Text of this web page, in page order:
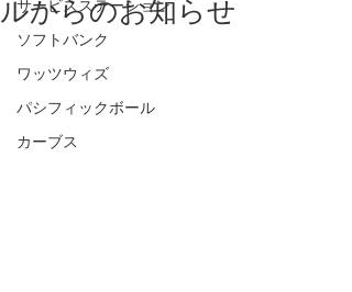
サービスステーション
ソフトバンク
ワッツウィズ
パシフィックボール
カーブス
ルからのお知らせ